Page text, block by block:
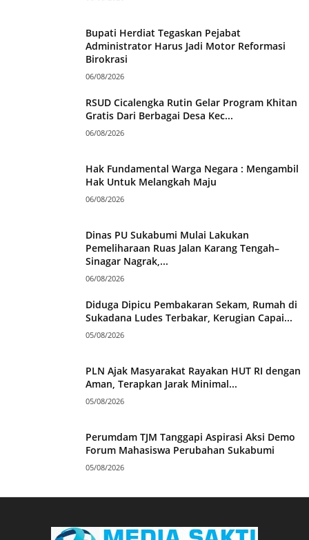
Bupati Herdiat Tegaskan Pejabat
Administrator Harus Jadi Motor Reformasi
Birokrasi
06/08/2026
RSUD Cicalengka Rutin Gelar Program Khitan
Gratis Dari Berbagai Desa Kec...
06/08/2026
Hak Fundamental Warga Negara : Mengambil
Hak Untuk Melangkah Maju
06/08/2026
Dinas PU Sukabumi Mulai Lakukan
Pemeliharaan Ruas Jalan Karang Tengah–
Sinagar Nagrak,...
06/08/2026
Diduga Dipicu Pembakaran Sekam, Rumah di
Sukadana Ludes Terbakar, Kerugian Capai...
05/08/2026
PLN Ajak Masyarakat Rayakan HUT RI dengan
Aman, Terapkan Jarak Minimal...
05/08/2026
Perumdam TJM Tanggapi Aspirasi Aksi Demo
Forum Mahasiswa Perubahan Sukabumi
05/08/2026